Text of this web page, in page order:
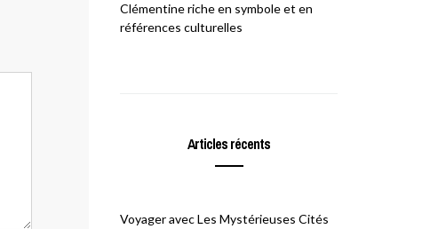
Clémentine riche en symbole et en
références culturelles
Articles récents
Voyager avec Les Mystérieuses Cités